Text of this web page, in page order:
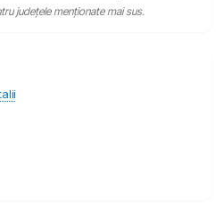
județele menționate mai sus.